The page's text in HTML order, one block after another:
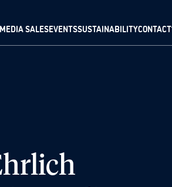
MEDIA SALESEVENTSSUSTAINABILITYCONTACT